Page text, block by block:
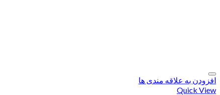
افزودن به علاقه مندی ها
Quick View